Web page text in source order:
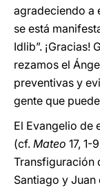
agradeciendo a
se está
Idlib”. ¡Gracias!
rezamos el
preventivas y
gente que
El Evangelio de
(cf. Mateo 17,
Transfiguración
Santiago y